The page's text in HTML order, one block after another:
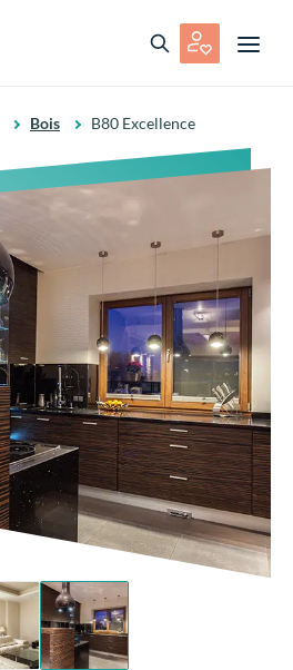
Bois B80 Excellence